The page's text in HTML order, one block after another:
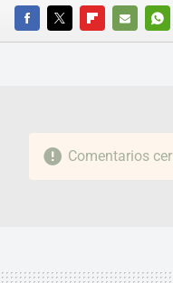
FACEBOOKTWITTERFLIPBOARD
E-
Comentarios